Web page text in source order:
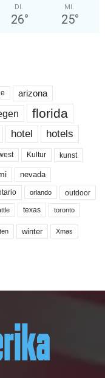
DI.
26°
MI.
25°
arizona
florida
hotel hotels
Kultur kunst
nevada
orlando outdoor
texas toronto
winter Xmas